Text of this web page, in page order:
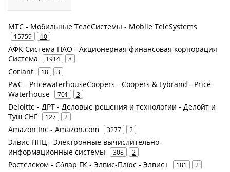
МТС - Мобильные ТелеСистемы - Mobile TeleSystems
15759 10
АФК Система ПАО - Акционерная финансовая корпорация
Система
1914 8
Coriant 18 3
PwC - PricewaterhouseCoopers - Coopers & Lybrand - Price
Waterhouse
701 3
Deloitte - ДРТ - Деловые решения и технологии - Делойт и
Туш СНГ
127 2
Amazon Inc - Amazon.com 3277 2
Элвис НПЦ - Электронные вычислительно-
информационные системы
308 2
Ростелеком - Сόлар ГК - Элвис-Плюс - Элвис+ 181 2